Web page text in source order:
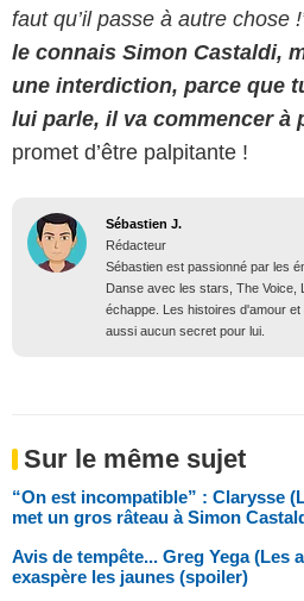
faut qu’il passe à autre chose
le connais Simon Castaldi,
une interdiction, parce que
lui parle, il va commencer à
promet d’être palpitante !
Sébastien J.
Rédacteur
Sébastien est passionné par les
Danse avec les stars, The Voice,
échappe. Les histoires d'amour
aussi aucun secret pour lui.
Sur le même sujet
“On est incompatible” : Clarysse
met un gros râteau à Simon
Avis de tempête... Greg Yega (Les
exaspère les jaunes (spoiler)